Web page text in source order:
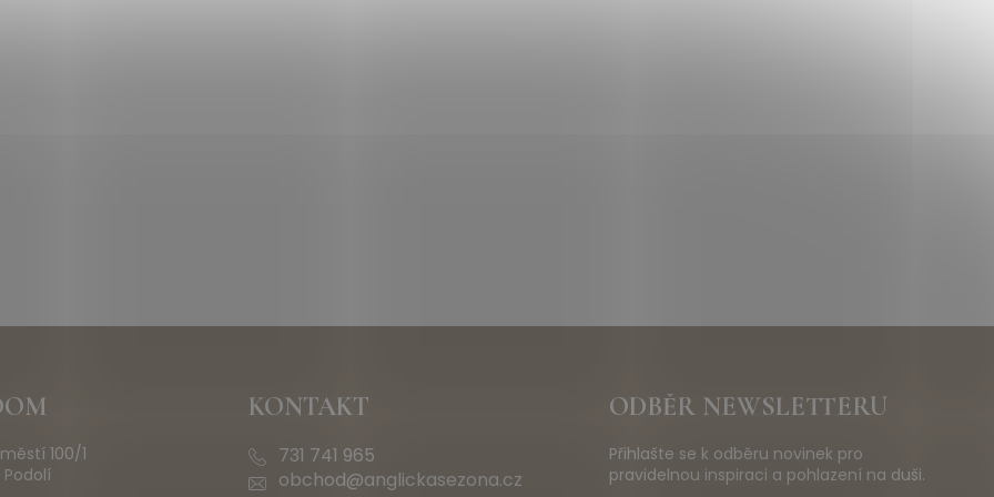
100/1
KONTAKT
731 741 965
obchod@anglickasezona.cz
ODBĚR NEWSLETTERU
Přihlašte se k odběru novinek pro
pravidelnou inspiraci a pohlazení na duši.